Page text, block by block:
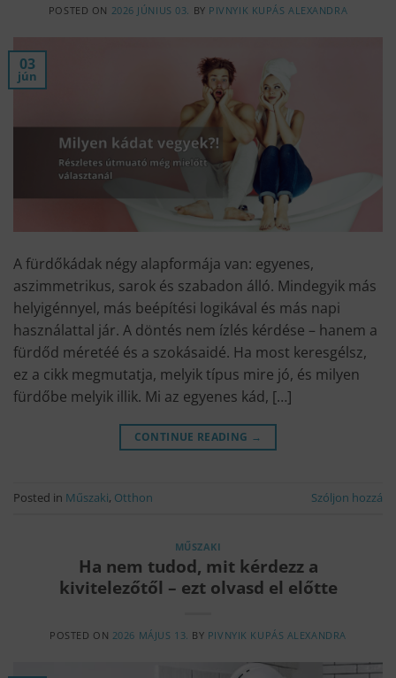
POSTED ON 2026 JÚNIUS 03. BY PIVNYIK KUPÁS ALEXANDRA
03
jún
A fürdőkádak négy alapformája van: egyenes,
aszimmetrikus, sarok és szabadon álló. Mindegyik más
helyigénnyel, más beépítési logikával és más napi
használattal jár. A döntés nem ízlés kérdése – hanem a
fürdőd méretéé és a szokásaidé. Ha most keresgélsz,
ez a cikk megmutatja, melyik típus mire jó, és milyen
fürdőbe melyik illik. Mi az egyenes kád, […]
CONTINUE READING →
Posted in Műszaki, Otthon Szóljon hozzá
MŰSZAKI
Ha nem tudod, mit kérdezz a
kivitelezőtől – ezt olvasd el előtte
POSTED ON 2026 MÁJUS 13. BY PIVNYIK KUPÁS ALEXANDRA